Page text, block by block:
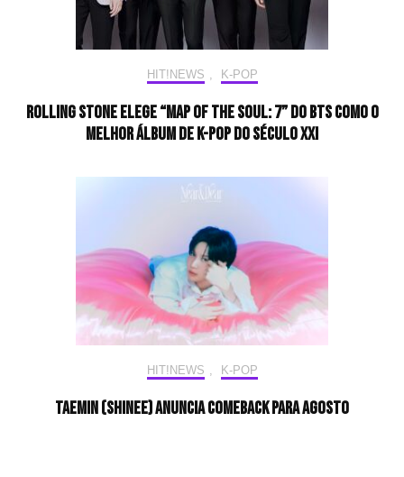
HIT!NEWS , K-POP
Rolling Stone elege “Map of the Soul: 7” do BTS como o
melhor álbum de K-pop do século XXI
HIT!NEWS K-POP
Taemin (SHINee) anuncia comeback para agosto